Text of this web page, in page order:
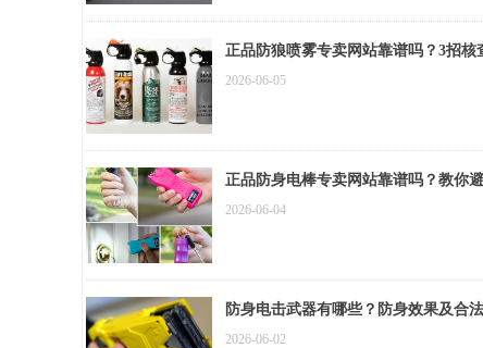
正品防狼喷雾专卖网站靠谱吗？3招
2026-06-05
正品防身电棒专卖网站靠谱吗？教你
2026-06-04
防身电击武器有哪些？防身效果及合
2026-06-02